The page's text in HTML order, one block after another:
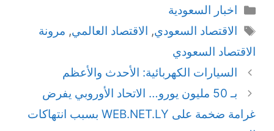
التصنيفات
اخبار السعودية
الوسوم
الاقتصاد السعودي, الاقتصاد العالمي, مرونة
الاقتصاد السعودي
السيارات الكهربائية: الأحدث والأعظم
بـ 50 مليون يورو… الاتحاد الأوروبي يفرض
غرامة ضخمة على WEB.NET.LY بسبب انتهاكات